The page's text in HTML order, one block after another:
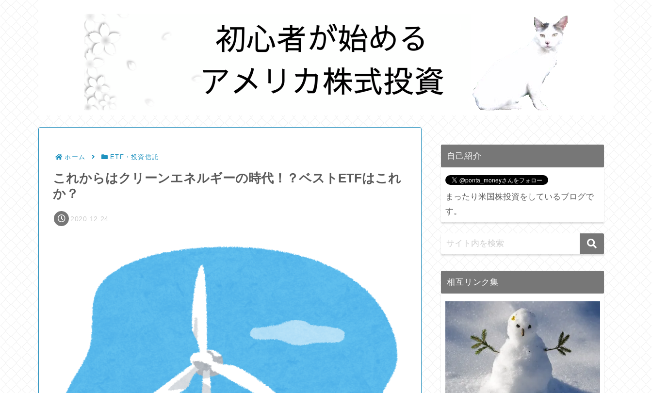
ホーム ETF・投資信託
これからはクリーンエネルギーの時代！？ベストETFはこれ
か？
2020.12.24
自己紹介
まったり米国株投資をしているブログで
す。
相互リンク集